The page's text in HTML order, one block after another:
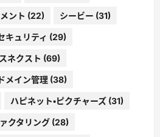
ント (22) シービー (31)
キュリティ (29)
ネクスト (69)
メイン管理 (38)
ハピネット・ピクチャーズ (31)
クタリング (28)